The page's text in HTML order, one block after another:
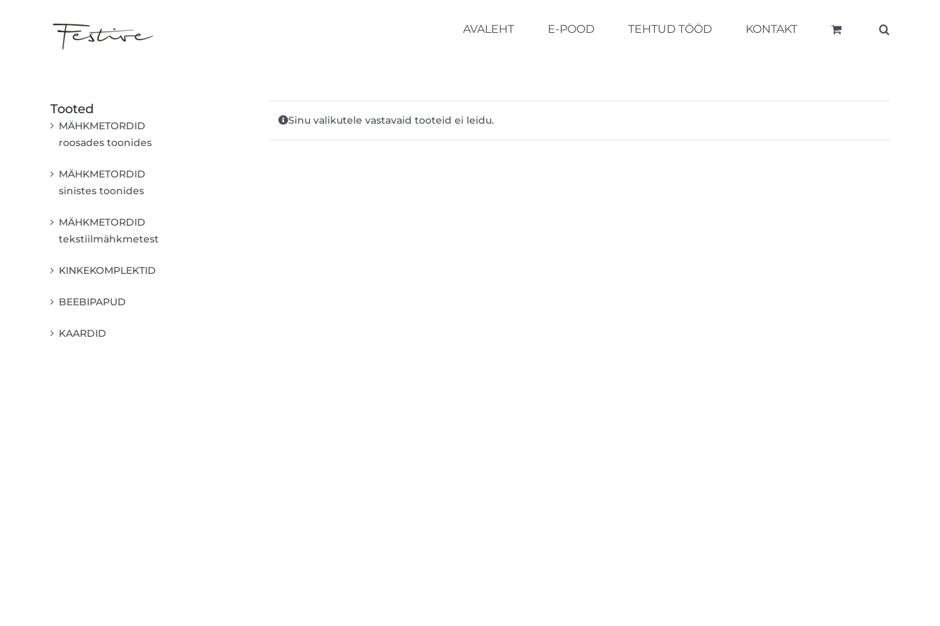
AVALEHT E-POOD TEHTUD TÖÖD KONTAKT
Sinu valikutele vastavaid tooteid ei leidu.
Tooted
MÄHKMETORDID
roosades toonides
MÄHKMETORDID
sinistes toonides
MÄHKMETORDID
tekstiilmähkmetest
KINKEKOMPLEKTID
BEEBIPAPUD
KAARDID